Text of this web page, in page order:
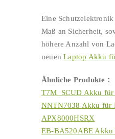
Eine
Maß an Sicherheit,
höhere Anzahl von
neuenLaptop Akku
Ähnliche Produkte：
T7M_SCUD Akku
NNTN7038 Akku für
APX8000HSRX
EB-BA520ABE Akku